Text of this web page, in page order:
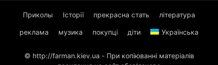
Приколы Історії прекрасна стать література
реклама музика покупці діти Українська
© http://farman.kiev.ua - При копіюванні матеріалів